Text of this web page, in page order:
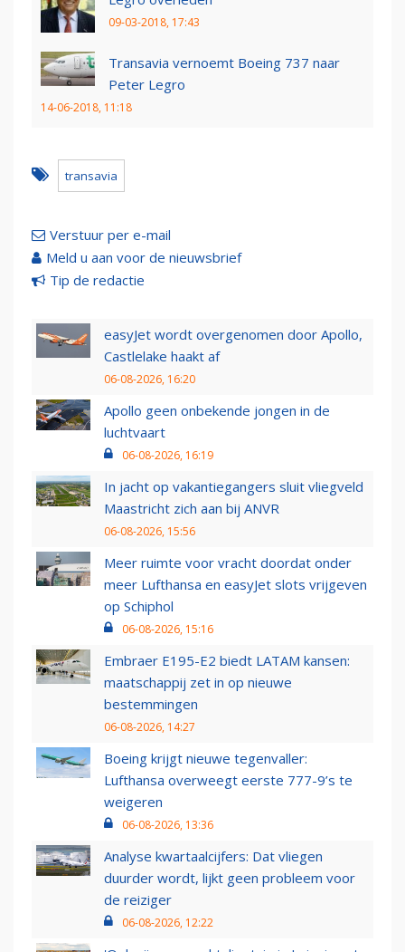
09-03-2018, 17:43
Transavia vernoemt Boeing 737 naar
Peter Legro
14-06-2018, 11:18
transavia
Verstuur per e-mail
Meld u aan voor de nieuwsbrief
Tip de redactie
easyJet wordt overgenomen door Apollo,
Castlelake haakt af
06-08-2026, 16:20
Apollo geen onbekende jongen in de
luchtvaart
06-08-2026, 16:19
In jacht op vakantiegangers sluit vliegveld
Maastricht zich aan bij ANVR
06-08-2026, 15:56
Meer ruimte voor vracht doordat onder
meer Lufthansa en easyJet slots vrijgeven
op Schiphol
06-08-2026, 15:16
Embraer E195-E2 biedt LATAM kansen:
maatschappij zet in op nieuwe
bestemmingen
06-08-2026, 14:27
Boeing krijgt nieuwe tegenvaller:
Lufthansa overweegt eerste 777-9’s te
weigeren
06-08-2026, 13:36
Analyse kwartaalcijfers: Dat vliegen
duurder wordt, lijkt geen probleem voor
de reiziger
06-08-2026, 12:22